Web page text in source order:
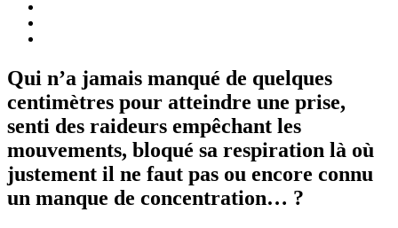
Qui n’a jamais manqué de quelques
centimètres pour atteindre une prise,
senti des raideurs empêchant les
mouvements, bloqué sa respiration là où
justement il ne faut pas ou encore connu
un manque de concentration… ?